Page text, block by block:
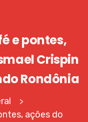
e pontes,
Crispin
Rondônia
>
ações do